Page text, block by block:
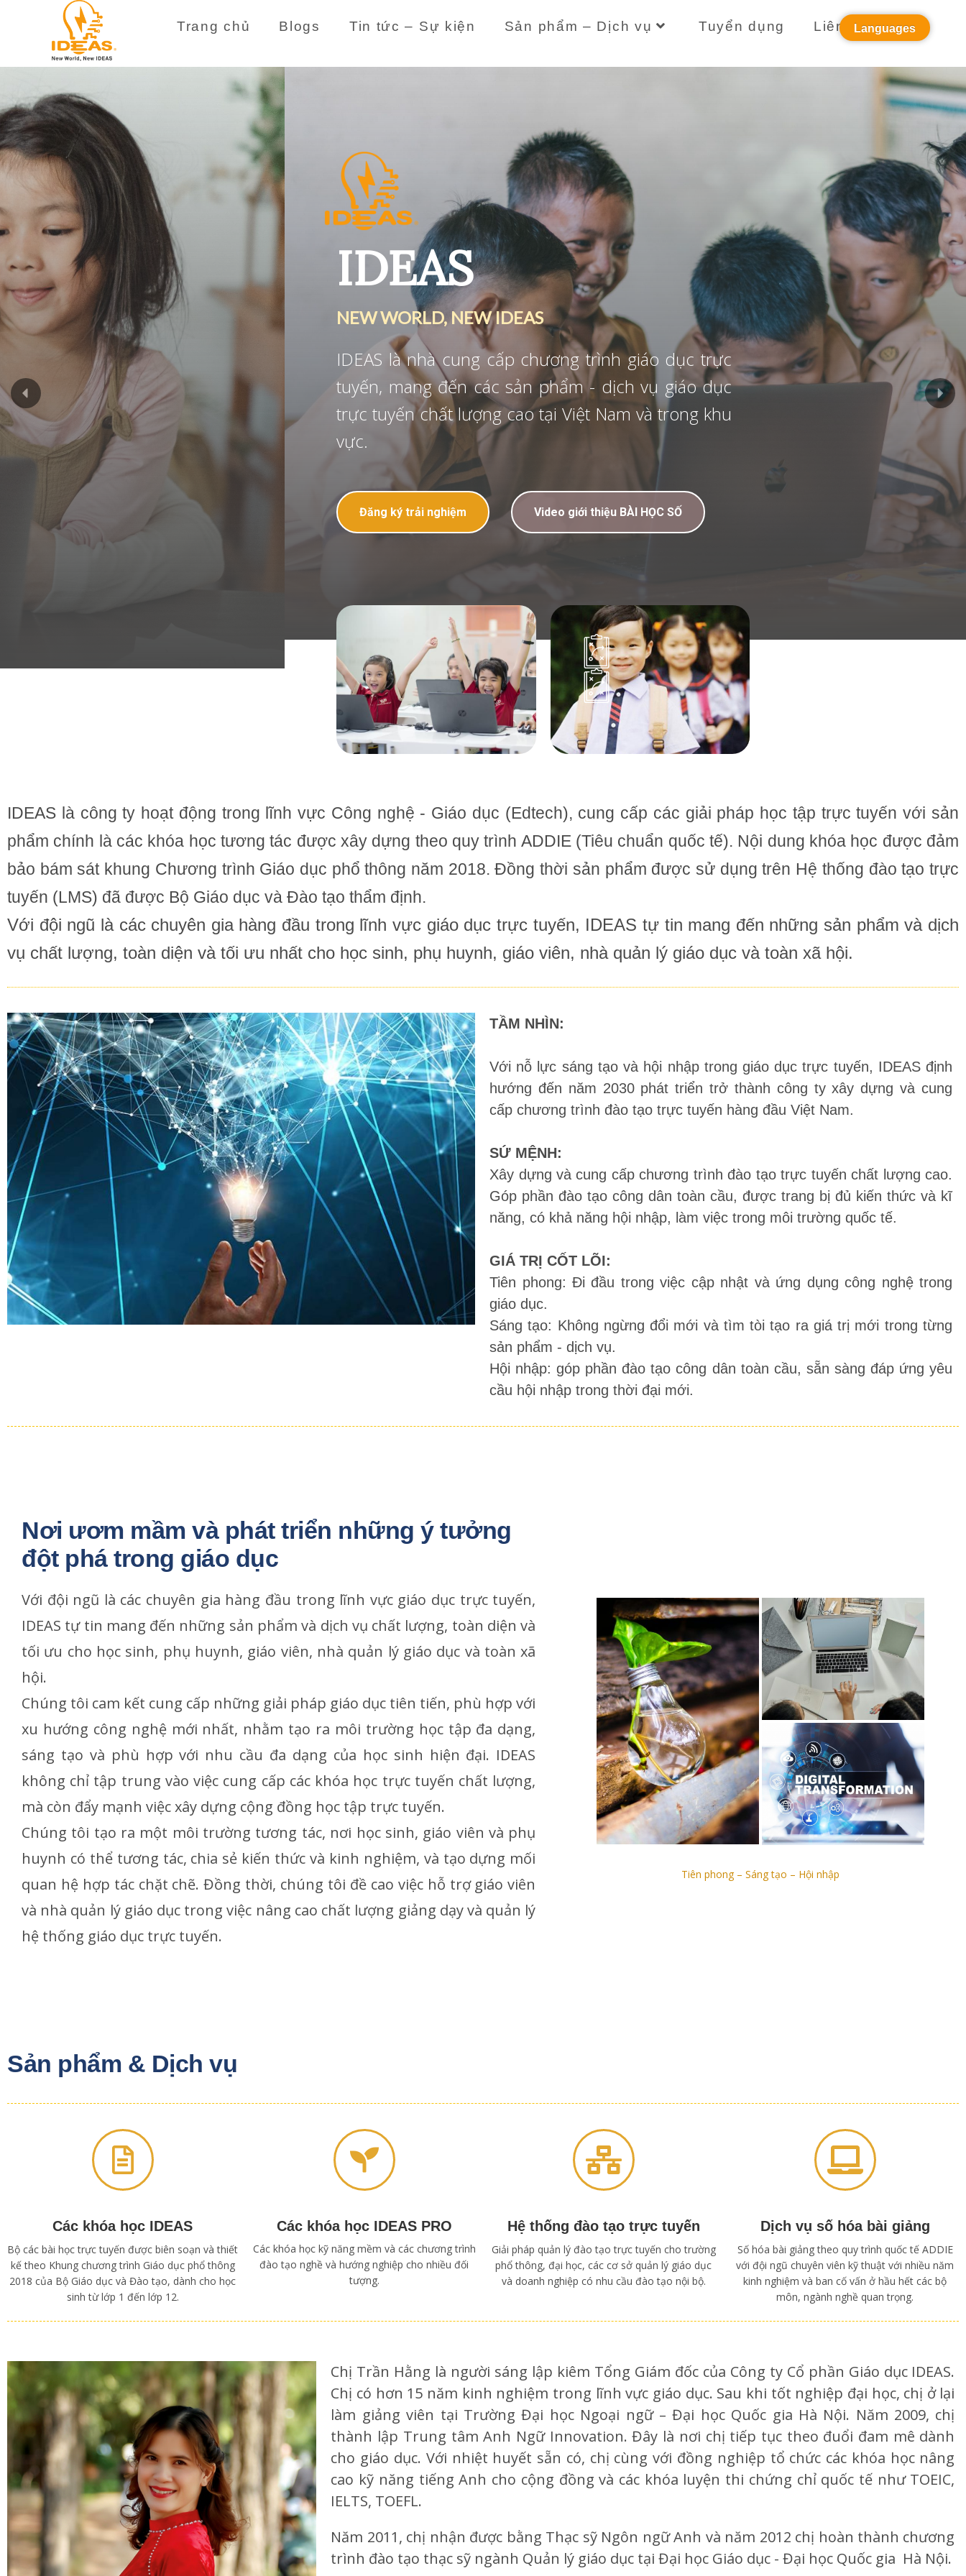
Trang chủ Blogs Tin tức – Sự kiện Sản phẩm – Dịch vụ Tuyển dụng Liên hệ
IDEAS
NEW WORLD, NEW IDEAS
IDEAS là nhà cung cấp chương trình giáo dục trực
tuyến, mang đến các sản phẩm - dịch vụ giáo dục
trực tuyến chất lượng cao tại Việt Nam và trong khu
vực.
Video giới thiệu BÀI HỌC SỐ
IDEAS là công ty hoạt động trong lĩnh vực Công nghệ - Giáo dục (Edtech), cung cấp các giải pháp học tập trực tuyến với sản
phẩm chính là các khóa học tương tác được xây dựng theo quy trình ADDIE (Tiêu chuẩn quốc tế). Nội dung khóa học được đảm
bảo bám sát khung Chương trình Giáo dục phổ thông năm 2018. Đồng thời sản phẩm được sử dụng trên Hệ thống đào tạo trực
tuyến (LMS) đã được Bộ Giáo dục và Đào tạo thẩm định.
Với đội ngũ là các chuyên gia hàng đầu trong lĩnh vực giáo dục trực tuyến, IDEAS tự tin mang đến những sản phẩm và dịch
vụ chất lượng, toàn diện và tối ưu nhất cho học sinh, phụ huynh, giáo viên, nhà quản lý giáo dục và toàn xã hội.
TẦM NHÌN:
Với nỗ lực sáng tạo và hội nhập trong giáo dục trực tuyến, IDEAS định
hướng đến năm 2030 phát triển trở thành công ty xây dựng và cung
cấp chương trình đào tạo trực tuyến hàng đầu Việt Nam.
SỨ MỆNH:
Xây dựng và cung cấp chương trình đào tạo trực tuyến chất lượng cao.
Góp phần đào tạo công dân toàn cầu, được trang bị đủ kiến thức và kĩ
năng, có khả năng hội nhập, làm việc trong môi trường quốc tế.
GIÁ TRỊ CỐT LÕI:
Tiên phong: Đi đầu trong việc cập nhật và ứng dụng công nghệ trong
giáo dục.
Sáng tạo: Không ngừng đổi mới và tìm tòi tạo ra giá trị mới trong từng
sản phẩm - dịch vụ.
Hội nhập: góp phần đào tạo công dân toàn cầu, sẵn sàng đáp ứng yêu
cầu hội nhập trong thời đại mới.
Nơi ươm mầm và phát triển những ý tưởng
đột phá trong giáo dục
Với đội ngũ là các chuyên gia hàng đầu trong lĩnh vực giáo dục trực tuyến,
IDEAS tự tin mang đến những sản phẩm và dịch vụ chất lượng, toàn diện và
tối ưu cho học sinh, phụ huynh, giáo viên, nhà quản lý giáo dục và toàn xã
hội.
Chúng tôi cam kết cung cấp những giải pháp giáo dục tiên tiến, phù hợp với
xu hướng công nghệ mới nhất, nhằm tạo ra môi trường học tập đa dạng,
sáng tạo và phù hợp với nhu cầu đa dạng của học sinh hiện đại. IDEAS
không chỉ tập trung vào việc cung cấp các khóa học trực tuyến chất lượng,
mà còn đẩy mạnh việc xây dựng cộng đồng học tập trực tuyến.
Chúng tôi tạo ra một môi trường tương tác, nơi học sinh, giáo viên và phụ
huynh có thể tương tác, chia sẻ kiến thức và kinh nghiệm, và tạo dựng mối
quan hệ hợp tác chặt chẽ. Đồng thời, chúng tôi đề cao việc hỗ trợ giáo viên
và nhà quản lý giáo dục trong việc nâng cao chất lượng giảng dạy và quản lý
hệ thống giáo dục trực tuyến.
Tiên phong – Sáng tạo – Hội nhập
Sản phẩm & Dịch vụ
Các khóa học IDEAS
Bộ các bài học trực tuyến được biên soạn và thiết
kế theo Khung chương trình Giáo dục phổ thông
2018 của Bộ Giáo dục và Đào tạo, dành cho học
sinh từ lớp 1 đến lớp 12.
Các khóa học IDEAS PRO
Các khóa học kỹ năng mềm và các chương trình
đào tạo nghề và hướng nghiệp cho nhiều đối
tượng.
Hệ thống đào tạo trực tuyến
Giải pháp quản lý đào tạo trực tuyến cho trường
phổ thông, đại học, các cơ sở quản lý giáo dục
và doanh nghiệp có nhu cầu đào tạo nội bộ.
Dịch vụ số hóa bài giảng
Số hóa bài giảng theo quy trình quốc tế ADDIE
với đội ngũ chuyên viên kỹ thuật với nhiều năm
kinh nghiệm và ban cố vấn ở hầu hết các bộ
môn, ngành nghề quan trọng.
Chị Trần Hằng là người sáng lập kiêm Tổng Giám đốc của Công ty Cổ phần Giáo dục IDEAS.
Chị có hơn 15 năm kinh nghiệm trong lĩnh vực giáo dục. Sau khi tốt nghiệp đại học, chị ở lại
làm giảng viên tại Trường Đại học Ngoại ngữ – Đại học Quốc gia Hà Nội. Năm 2009, chị
thành lập Trung tâm Anh Ngữ Innovation. Đây là nơi chị tiếp tục theo đuổi đam mê dành
cho giáo dục. Với nhiệt huyết sẵn có, chị cùng với đồng nghiệp tổ chức các khóa học nâng
cao kỹ năng tiếng Anh cho cộng đồng và các khóa luyện thi chứng chỉ quốc tế như TOEIC,
IELTS, TOEFL.
Năm 2011, chị nhận được bằng Thạc sỹ Ngôn ngữ Anh và năm 2012 chị hoàn thành chương
trình đào tạo thạc sỹ ngành Quản lý giáo dục tại Đại học Giáo dục - Đại học Quốc gia Hà Nội.
Languages